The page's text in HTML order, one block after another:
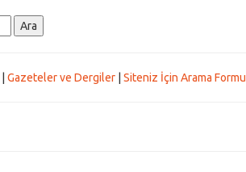
Gazeteler ve Dergiler Siteniz İçin Arama Formu